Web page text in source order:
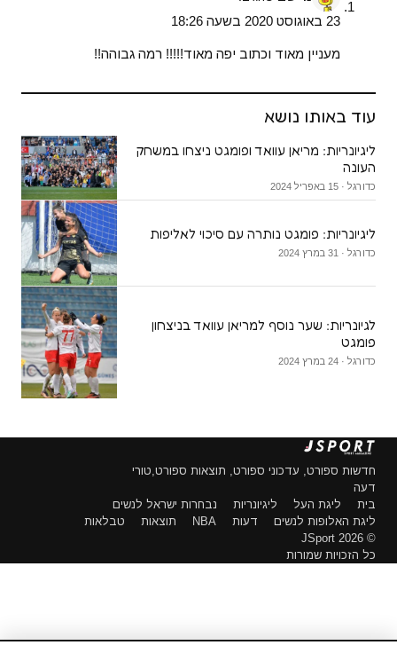
23 באוגוסט 2020 בשעה 18:26
מעניין מאוד וכתוב יפה מאוד!!!!! רמה גבוהה!!
עוד באותו נושא
ליגיונריות: מריאן עוואד ופומגט ניצחו במשחק
העונה
כדורגל · 15 באפריל 2024
ליגיונריות: פומגט נותרה עם סיכוי לאליפות
כדורגל · 31 במרץ 2024
לגיונריות: שער נוסף למריאן עוואד בניצחון
פומגט
כדורגל · 24 במרץ 2024
חדשות ספורט, עדכוני ספורט, תוצאות ספורט,טורי
דעה
בית
ליגת העל ליגיונריות
נבחרות ישראל לנשים
ליגת האלופות לנשים
דעות NBA תוצאות
טבלאות
© 2026 JSport
כל הזכויות שמורות